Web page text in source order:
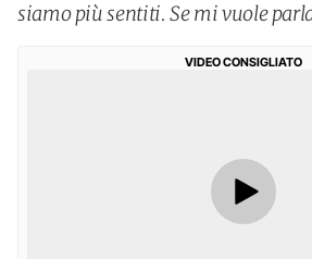
siamo più sentiti. Se mi vuole
VIDEO CONSIGLIATO